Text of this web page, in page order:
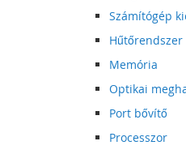
Számítógép
Hűtőrendszer
Memória
Optikai
Port bővítő
Processzor